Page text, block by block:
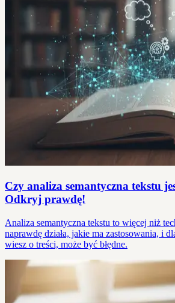
Czy analiza semantyczna tekstu
Odkryj prawdę!
Analiza semantyczna tekstu to więcej niż
naprawdę działa, jakie ma zastosowania, i
wiesz o treści, może być błędne.